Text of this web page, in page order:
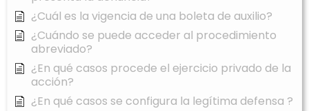
¿Cuál es la vigencia de una boleta de auxilio?
¿Cuándo se puede acceder al procedimiento
abreviado?
¿En qué casos procede el ejercicio privado de la
acción?
¿En qué casos se configura la legítima defensa ?